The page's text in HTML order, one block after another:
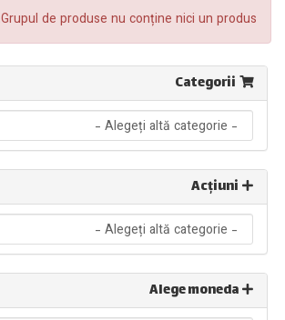
Grupul de produse nu conține nici un produs.